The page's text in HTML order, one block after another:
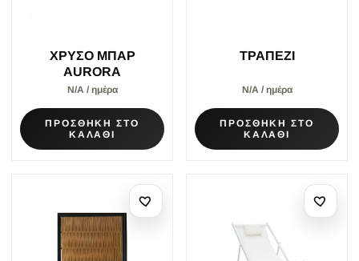
ΧΡΥΣΟ ΜΠΑΡ
AURORA
Ν/Α / ημέρα
ΠΡΟΣΘΗΚΗ ΣΤΟ
ΚΑΛΑΘΙ
ΤΡΑΠΕΖΙ
Ν/Α / ημέρα
ΠΡΟΣΘΗΚΗ ΣΤΟ
ΚΑΛΑΘΙ